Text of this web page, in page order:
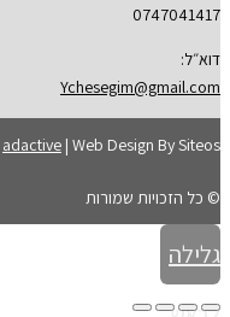
0747041417
דוא״ל:
Ychesegim@gmail.com
adactive | Web Design By Siteos
© כל הזכויות שמורות
גלילה